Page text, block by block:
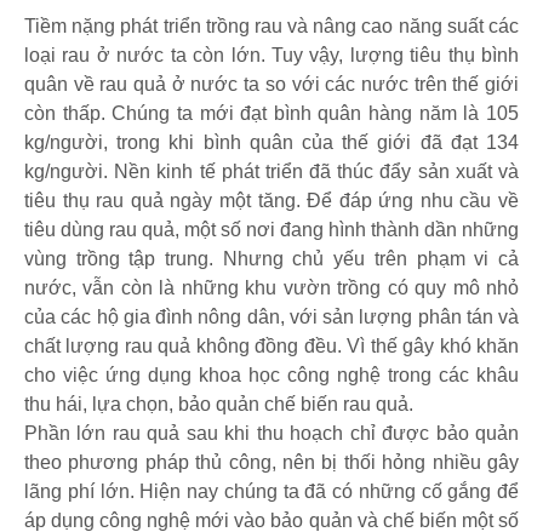
Tiềm nặng phát triển trồng rau và nâng cao năng suất các
loại rau ở nước ta còn lớn. Tuy vậy, lượng tiêu thụ bình
quân về rau quả ở nước ta so với các nước trên thế giới
còn thấp. Chúng ta mới đạt bình quân hàng năm là 105
kg/người, trong khi bình quân của thế giới đã đạt 134
kg/người. Nền kinh tế phát triển đã thúc đẩy sản xuất và
tiêu thụ rau quả ngày một tăng. Để đáp ứng nhu cầu về
tiêu dùng rau quả, một số nơi đang hình thành dần những
vùng trồng tập trung. Nhưng chủ yếu trên phạm vi cả
nước, vẫn còn là những khu vườn trồng có quy mô nhỏ
của các hộ gia đình nông dân, với sản lượng phân tán và
chất lượng rau quả không đồng đều. Vì thế gây khó khăn
cho việc ứng dụng khoa học công nghệ trong các khâu
thu hái, lựa chọn, bảo quản chế biến rau quả.
Phần lớn rau quả sau khi thu hoạch chỉ được bảo quản
theo phương pháp thủ công, nên bị thối hỏng nhiều gây
lãng phí lớn. Hiện nay chúng ta đã có những cố gắng để
áp dụng công nghệ mới vào bảo quản và chế biến một số